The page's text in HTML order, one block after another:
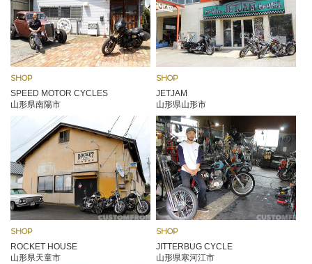
SHOP
SPEED MOTOR CYCLES
山形県南陽市
SHOP
JETJAM
山形県山形市
SHOP
ROCKET HOUSE
山形県天童市
SHOP
JITTERBUG CYCLE
山形県寒河江市